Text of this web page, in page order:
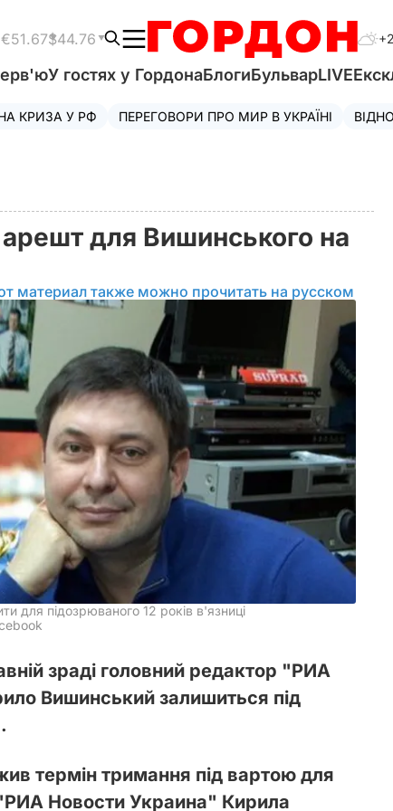
€51.67$44.76
У гостях у ГордонаБлогиБульварLIVE
КРИЗА У РФ ПЕРЕГОВОРИ ПРО МИР В УКРАЇНІ
для Вишинського на
материал также можно прочитать на русском
для підозрюваного 12 років в'язниці
зраді головний редактор "РИА
Вишинський залишиться під
термін тримання під вартою для
Новости Украина" Кирила